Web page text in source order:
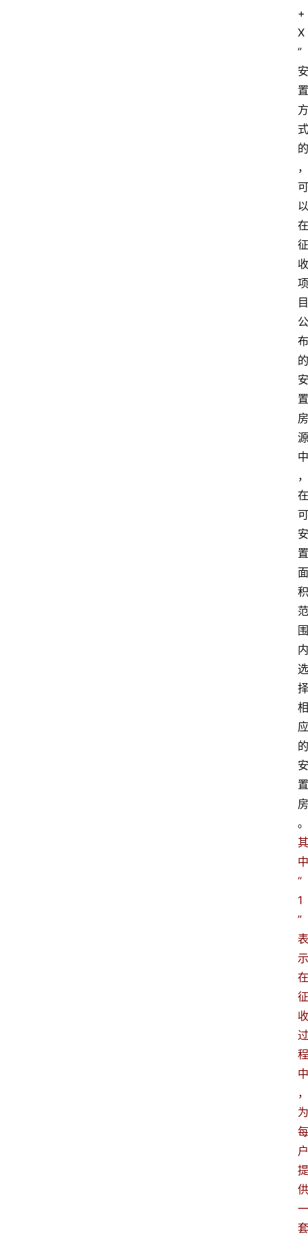
+
X
”
安
置
方
式
的
，
可
以
在
征
收
项
目
公
布
的
安
置
房
源
中
，
在
可
安
置
面
积
范
围
内
选
择
相
应
的
安
置
房
。
其
中
“
1
”
表
示
在
征
收
过
程
中
，
为
每
户
提
供
一
套